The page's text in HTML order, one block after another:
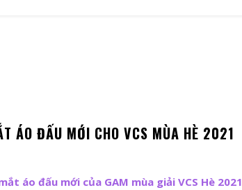
ÁO ĐẤU MỚI CHO VCS MÙA HÈ 2021
áo đấu mới của GAM mùa giải VCS Hè 2021